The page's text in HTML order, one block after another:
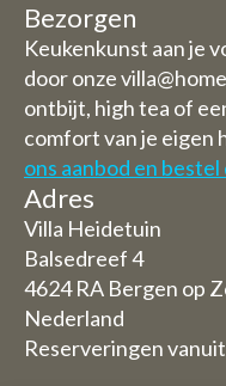
Bezorgen
Keukenkunst aan je
door onze
ontbijt, high tea of
comfort van je eigen
ons aanbod en
Adres
Villa Heidetuin
Balsedreef 4
4624 RA Bergen op
Nederland
Reserveringen